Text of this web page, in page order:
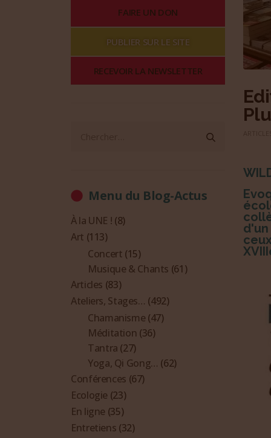
FAIRE UN DON
PUBLIER SUR LE SITE
RECEVOIR LA NEWSLETTER
Menu du Blog-Actus
À la UNE ! (8)
Art (113)
Concert (15)
Musique & Chants (61)
Articles (83)
Ateliers, Stages… (492)
Chamanisme (47)
Méditation (36)
Tantra (27)
Yoga, Qi Gong… (62)
Conférences (67)
Ecologie (23)
En ligne (35)
Entretiens (32)